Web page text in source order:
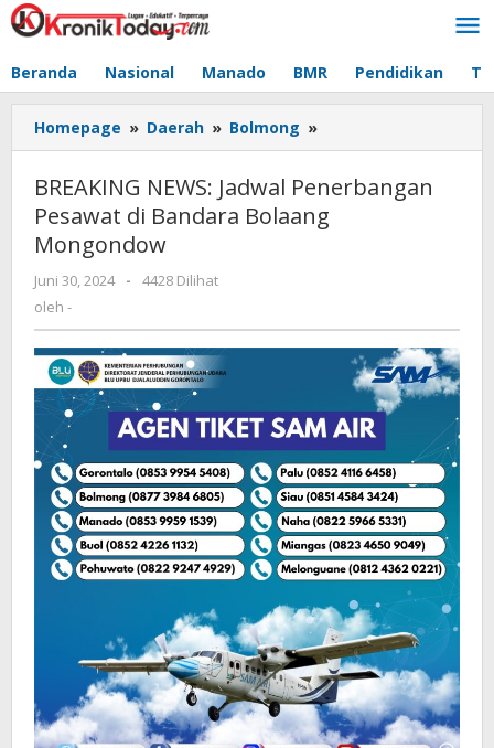
Lewati
ke
Beranda Nasional Manado BMR Pendidikan
Homepage » Daerah » Bolmong »
NEWS:
Jadwal
Penerbangan
Pesawat
BREAKING NEWS: Jadwal Penerbangan
Pesawat di Bandara Bolaang
Mongondow
Juni 30, 2024
oleh
-
4428 Dilihat
oleh -